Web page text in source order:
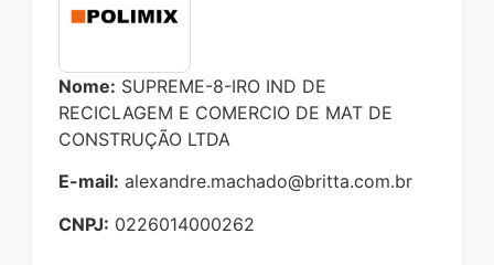
Nome: SUPREME-8-IRO IND DE
RECICLAGEM E COMERCIO DE MAT DE
CONSTRUÇÃO LTDA
E-mail: alexandre.machado@britta.com.br
CNPJ: 0226014000262